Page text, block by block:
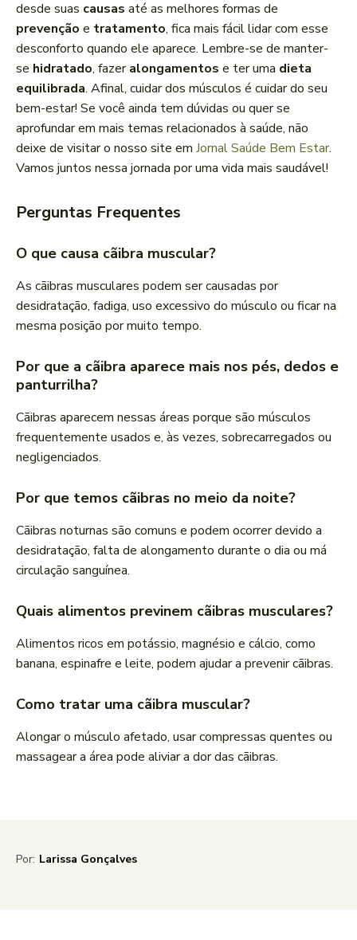
desde suas causas até as melhores formas de
prevenção e tratamento, fica mais fácil lidar com esse
desconforto quando ele aparece. Lembre-se de manter-
se hidratado, fazeralongamentos e ter uma dieta
equilibrada. Afinal, cuidar dos músculos é cuidar do seu
bem-estar! Se você ainda tem dúvidas ou quer se
aprofundar em mais temas relacionados à saúde, não
deixe de visitar o nosso site em Jornal Saúde Bem Estar.
Vamos juntos nessa jornada por uma vida mais saudável!
Perguntas Frequentes
O que causa cãibra muscular?
As cãibras musculares podem ser causadas por
desidratação, fadiga, uso excessivo do músculo ou ficar na
mesma posição por muito tempo.
Por que a cãibra aparece mais nos pés, dedos e
panturrilha?
Cãibras aparecem nessas áreas porque são músculos
frequentemente usados e, às vezes, sobrecarregados ou
negligenciados.
Por que temos cãibras no meio da noite?
Cãibras noturnas são comuns e podem ocorrer devido a
desidratação, falta de alongamento durante o dia ou má
circulação sanguínea.
Quais alimentos previnem cãibras musculares?
Alimentos ricos em potássio, magnésio e cálcio, como
banana, espinafre e leite, podem ajudar a prevenir cãibras.
Como tratar uma cãibra muscular?
Alongar o músculo afetado, usar compressas quentes ou
massagear a área pode aliviar a dor das cãibras.
Por: Larissa Gonçalves